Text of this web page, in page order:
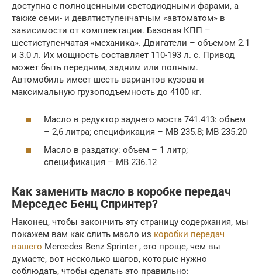
доступна с полноценными светодиодными фарами, а
также семи- и девятиступенчатчым «автоматом» в
зависимости от комплектации. Базовая КПП –
шестиступенчатая «механика». Двигатели – объемом 2.1
и 3.0 л. Их мощность составляет 110-193 л. с. Привод
может быть передним, задним или полным.
Автомобиль имеет шесть вариантов кузова и
максимальную грузоподъемность до 4100 кг.
Масло в редуктор заднего моста 741.413: объем
– 2,6 литра; спецификация – MB 235.8; MB 235.20
Масло в раздатку: объем – 1 литр;
спецификация – MB 236.12
Как заменить масло в коробке передач
Мерседес Бенц Спринтер?
Наконец, чтобы закончить эту страницу содержания, мы
покажем вам как слить масло из коробки передач
вашего Mercedes Benz Sprinter , это проще, чем вы
думаете, вот несколько шагов, которые нужно
соблюдать, чтобы сделать это правильно: